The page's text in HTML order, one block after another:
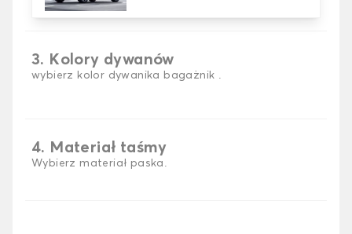
wybierz materiał dywanika do bagażnika
3. Kolory dywanów
wybierz kolor dywanika bagażnik .
4. Materiał taśmy
Wybierz materiał paska.